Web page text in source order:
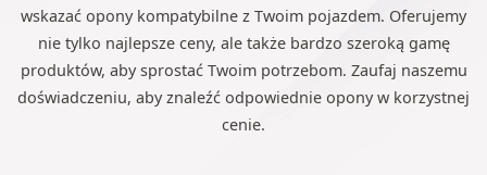
wskazać opony kompatybilne z Twoim pojazdem. Oferujemy
nie tylko najlepsze ceny, ale także bardzo szeroką gamę
produktów, aby sprostać Twoim potrzebom. Zaufaj naszemu
doświadczeniu, aby znaleźć odpowiednie opony w korzystnej
cenie.